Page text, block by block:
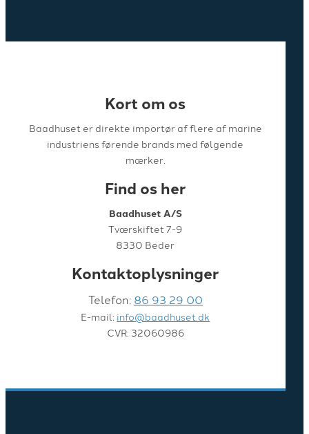
Kort om os
Baadhuset er direkte importør af flere af marine
industriens førende brands med følgende
mærker.
Find os her
Baadhuset A/S
Tværskiftet 7-9
8330 Beder
Kontaktoplysninger
Telefon: 86 93 29 00
E-mail: info@baadhuset.dk
CVR: 32060986